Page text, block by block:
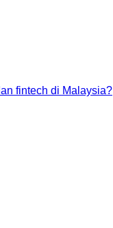
fintech di Malaysia?